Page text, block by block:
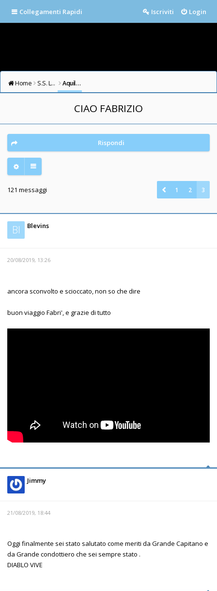
Collegamenti Rapidi Login
Iscriviti
Home S.S. LAZIO FORUM Aquile in cielo
CIAO FABRIZIO
Rispondi
121 messaggi 1 2 3
Bl Blevins
20/08/2019, 13:26
ancora sconvolto e scioccato, non so che dire
buon viaggio Fabri', e grazie di tutto
Jimmy
21/08/2019, 18:44
Oggi finalmente sei stato salutato come meriti da Grande Capitano e
da Grande condottiero che sei sempre stato .
DIABLO VIVE